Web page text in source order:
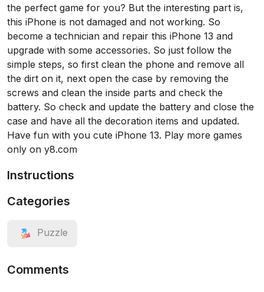
the perfect game for you? But the interesting part is,
this iPhone is not damaged and not working. So
become a technician and repair this iPhone 13 and
upgrade with some accessories. So just follow the
simple steps, so first clean the phone and remove all
the dirt on it, next open the case by removing the
screws and clean the inside parts and check the
battery. So check and update the battery and close the
case and have all the decoration items and updated.
Have fun with you cute iPhone 13. Play more games
only on y8.com
Instructions
Categories
Puzzle
Comments